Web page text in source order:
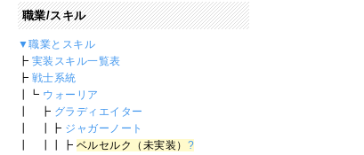
職業/スキル
▼職業とスキル
┣ 実装スキル一覧表
┣ 戦士系統
┃┗ ウォーリア
┃ ┣ グラディエイター
┃ ┃┣ ジャガーノート
┃ ┃┃┣ ベルセルク（未実装） ?